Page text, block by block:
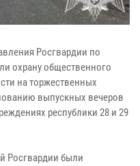
Росгвардии по
охрану общественного
на торжественных
выпускных вечеров
республики 28 и 29
Росгвардии были